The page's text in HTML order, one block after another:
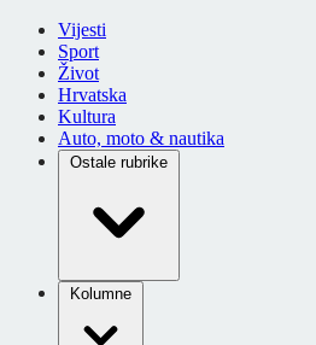
Vijesti
Sport
Život
Hrvatska
Kultura
Auto, moto & nautika
Ostale rubrike
Kolumne